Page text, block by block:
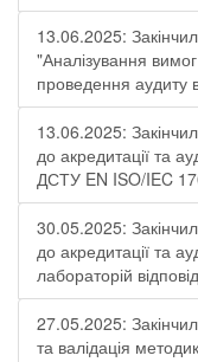
13.06.2025:
"Аналізування
проведення аудиту
13.06.2025:
до акредитації та
ДСТУ EN ISO/IEC
30.05.2025:
до акредитації та
лабораторій
27.05.2025:
та валідація